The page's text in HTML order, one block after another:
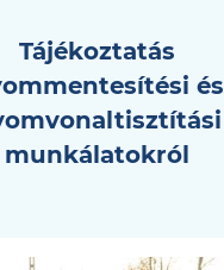
Tájékoztatás
és
munkálatokról